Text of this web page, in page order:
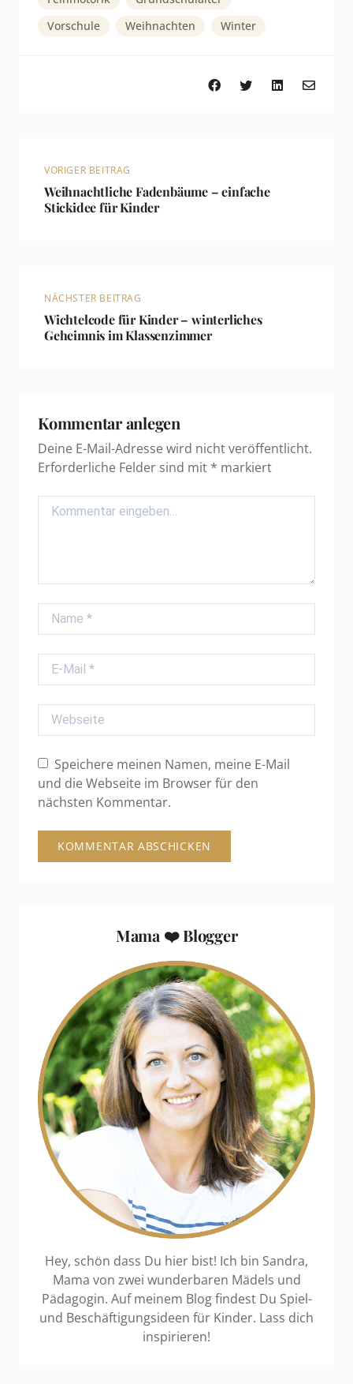
Vorschule
Weihnachten Winter
VORIGER BEITRAG
Weihnachtliche Fadenbäume – einfache
Stickidee für Kinder
NÄCHSTER BEITRAG
Wichtelcode für Kinder – winterliches
Geheimnis im Klassenzimmer
Kommentar anlegen
Deine E-Mail-Adresse wird nicht veröffentlicht.
Erforderliche Felder sind mit * markiert
Comment
Name
E-Mail
Webseite
Speichere meinen Namen, meine E-Mail
und die Webseite im Browser für den
nächsten Kommentar.
Mama ❤️ Blogger
Hey, schön dass Du hier bist! Ich bin Sandra,
Mama von zwei wunderbaren Mädels und
Pädagogin. Auf meinem Blog findest Du Spiel-
und Beschäftigungsideen für Kinder. Lass dich
inspirieren!